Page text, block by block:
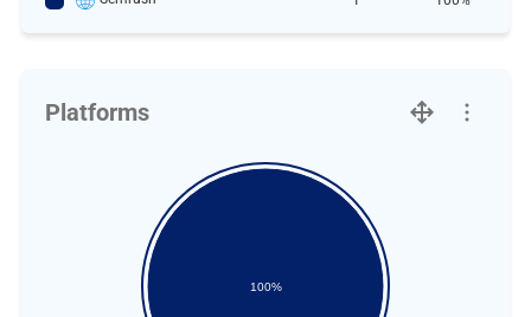
Platforms
100%